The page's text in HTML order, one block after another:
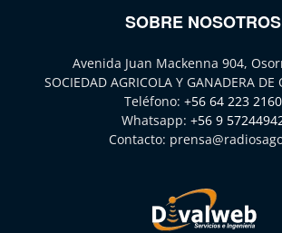
SOBRE NOSOTROS
Avenida Juan Mackenna 904,
SOCIEDAD AGRICOLA Y GANADERA DE
Teléfono: +56 64 223 2160
Whatsapp: +56 9
Contacto: